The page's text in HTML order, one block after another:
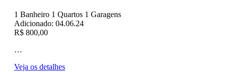
1 Banheiro 1 Quartos 1 Garagens
Adicionado: 04.06.24
R$ 800,00
…
Veja os detalhes